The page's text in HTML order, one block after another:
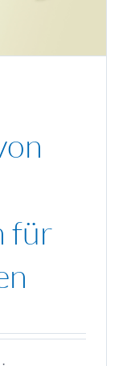
für